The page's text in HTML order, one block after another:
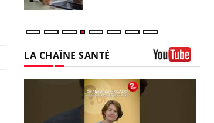
LA CHAÎNE SANTÉ